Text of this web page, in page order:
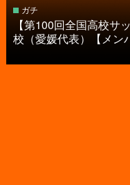
ガチ
【第100回全国高校サ
校（愛媛代表）【メン